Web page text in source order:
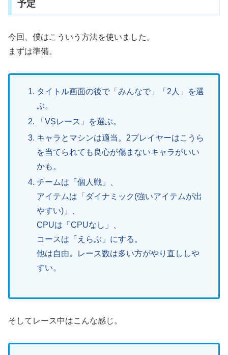
予定
今回、僕はこういう方法を使いました。
まずは準備。
タイトル画面の後で「みんなで」「2人」を選
ぶ。
「VSレース」を選ぶ。
キャラとマシンは適当。2プレイヤーはこうら
を当てられても良心が傷まないキャラがいい
かも。
チームは「個人戦」、
アイテムは「ダイナミック(強いアイテムが出
やすい)」、
CPUは「CPUなし」、
コースは「えらぶ」にする。
他は自由。レース数は多い方がやり直ししや
すい。
そしてレース中はこんな感じ。